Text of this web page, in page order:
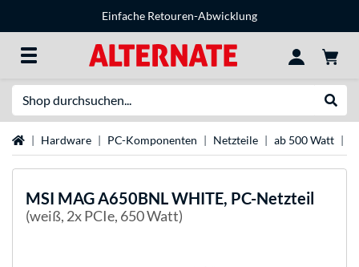
Einfache Retouren-Abwicklung
StartseiteHardware PC-Komponenten Netzteile ab 500 Watt
MSI MAG A650BNL WHITE, PC-Netzteil
(weiß, 2x PCIe, 650 Watt)